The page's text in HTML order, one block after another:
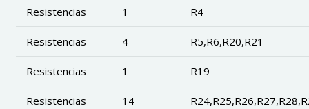
Resistencias 1 R4
Resistencias 4 R5,R6,R20,R21
Resistencias 1 R19
Resistencias 14